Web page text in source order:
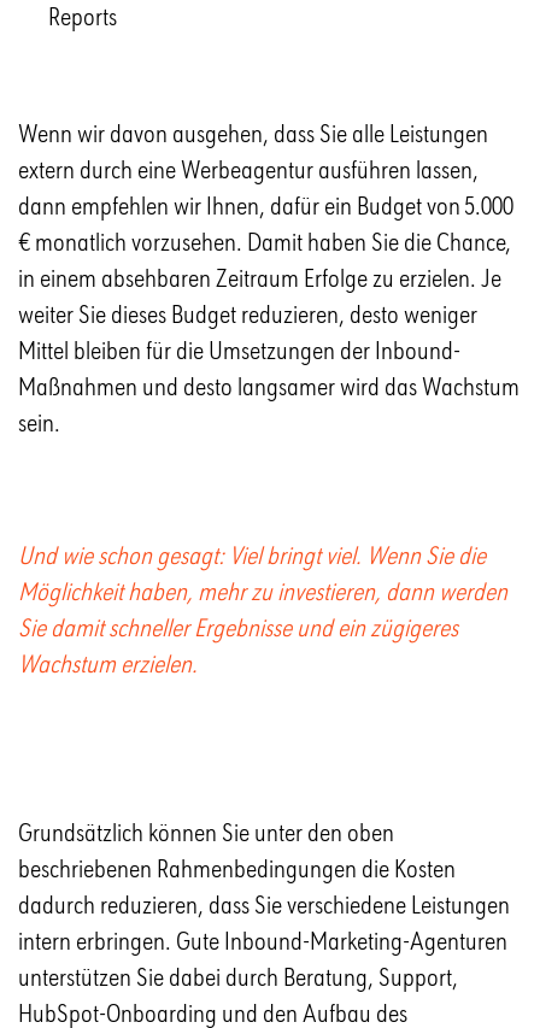
Reports
Wenn wir davon ausgehen, dass Sie alle Leistungen
extern durch eine Werbeagentur ausführen lassen,
dann empfehlen wir Ihnen, dafür ein Budget von 5.000
€ monatlich vorzusehen. Damit haben Sie die Chance,
in einem absehbaren Zeitraum Erfolge zu erzielen. Je
weiter Sie dieses Budget reduzieren, desto weniger
Mittel bleiben für die Umsetzungen der Inbound-
Maßnahmen und desto langsamer wird das Wachstum
sein.
Und wie schon gesagt: Viel bringt viel. Wenn Sie die
Möglichkeit haben, mehr zu investieren, dann werden
Sie damit schneller Ergebnisse und ein zügigeres
Wachstum erzielen.
Grundsätzlich können Sie unter den oben
beschriebenen Rahmenbedingungen die Kosten
dadurch reduzieren, dass Sie verschiedene Leistungen
intern erbringen. Gute Inbound-Marketing-Agenturen
unterstützen Sie dabei durch Beratung, Support,
HubSpot-Onboarding und den Aufbau des